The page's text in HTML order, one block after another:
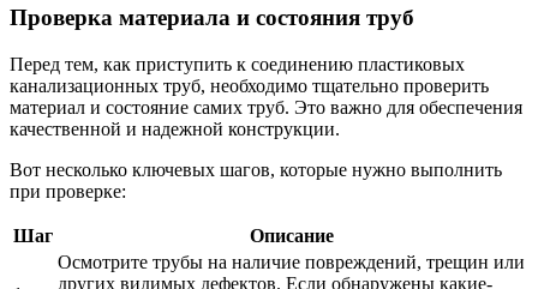
Проверка материала и состояния труб
Перед тем, как приступить к соединению пластиковых
канализационных труб, необходимо тщательно проверить
материал и состояние самих труб. Это важно для обеспечения
качественной и надежной конструкции.
Вот несколько ключевых шагов, которые нужно выполнить
при проверке:
Шаг Описание
Осмотрите трубы на наличие повреждений, трещин или
других видимых дефектов. Если обнаружены какие-